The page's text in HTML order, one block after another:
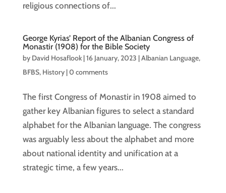
religious connections of...
George Kyrias’ Report of the Albanian Congress of
Monastir (1908) for the Bible Society
by David Hosaflook|16 January, 2023 |Albanian Language,
BFBS, History|0 comments
The first Congress of Monastir in 1908 aimed to
gather key Albanian figures to select a standard
alphabet for the Albanian language. The congress
was arguably less about the alphabet and more
about national identity and unification at a
strategic time, a few years...